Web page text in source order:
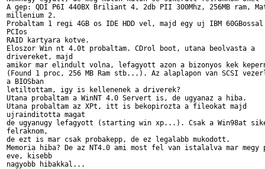
A gep: QDI P6I 440BX Briliant 4, 2db PII 300Mhz, 256MB ram,
millenium 2.
Probaltam 1 regi 4GB os IDE HDD vel, majd egy uj IBM
PCIos
RAID kartyara kotve.
Eloszor Win nt 4.0t probaltam. CDrol boot, utana beolvasta a
drivereket, majd
amikor mar elindult volna, lefagyott azon a bizonyos kek
(Found 1 proc, 256 MB Ram stb...). Az alaplapon van SCSI
a BIOSban
letiltottam, igy is kellenenek a driverek?
Utana probaltam a WinNT 4.0 Servert is, de ugyanaz a hiba.
Utana probaltam az XPt, itt is bekopirozta a fileokat majd
ujrainditotta magat
de ugyanugy lefagyott (starting win xp...). Csak a Win98at
felraknom,
de ezt is mar csak probakepp, de ez legalabb mukodott.
Memoria hiba? De az NT4.0 ami most fel van istalalva mar
eve, kisebb
nagyobb hibakkal...